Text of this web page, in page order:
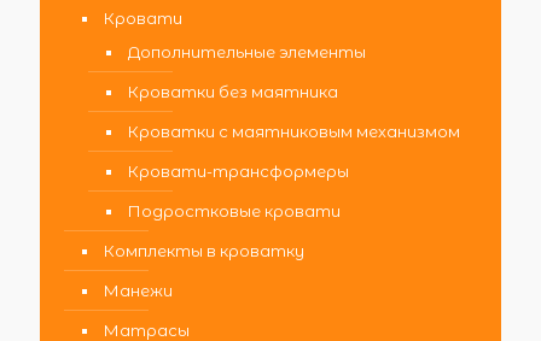
Кровати
Дополнительные элементы
Кроватки без маятника
Кроватки с маятниковым механизмом
Кровати-трансформеры
Подростковые кровати
Комплекты в кроватку
Манежи
Матрасы